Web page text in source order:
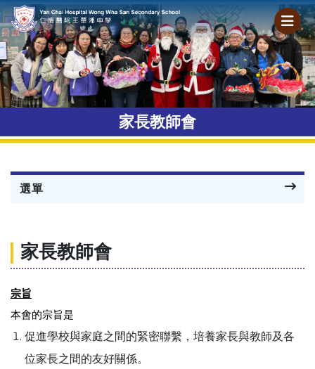
家長教師會
選單
家長教師會
宗旨
本會的宗旨是
促進學校與家庭之間的緊密聯繫，培養家長與教師及各
位家長之間的友好關係。